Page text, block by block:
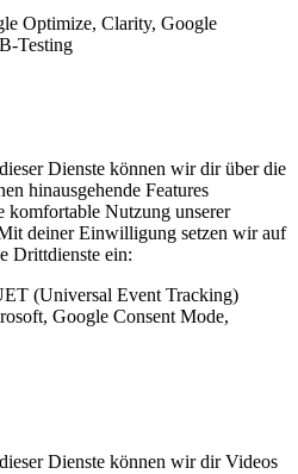
Optimize, Clarity, Google
Testing
Dienste können wir dir über die
hinausgehende Features
komfortable Nutzung unserer
deiner Einwilligung setzen wir auf
Drittdienste ein:
(Universal Event Tracking)
Google Consent Mode,
Dienste können wir dir Videos